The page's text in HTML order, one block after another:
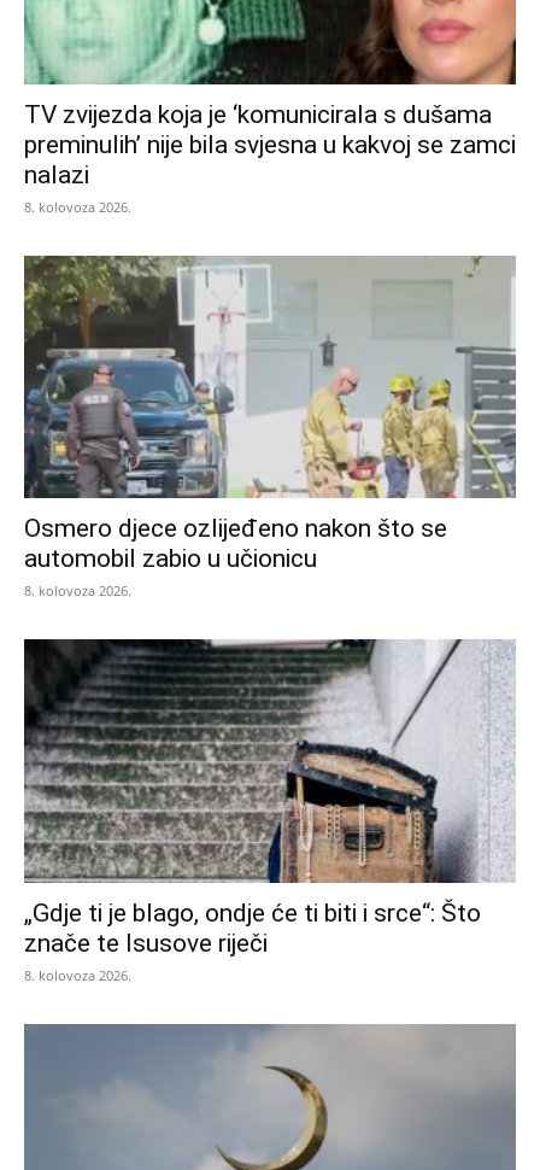
TV zvijezda koja je ‘komunicirala s dušama
preminulih’ nije bila svjesna u kakvoj se zamci
nalazi
8. kolovoza 2026.
Osmero djece ozlijeđeno nakon što se
automobil zabio u učionicu
8. kolovoza 2026.
„Gdje ti je blago, ondje će ti biti i srce“: Što
znače te Isusove riječi
8. kolovoza 2026.